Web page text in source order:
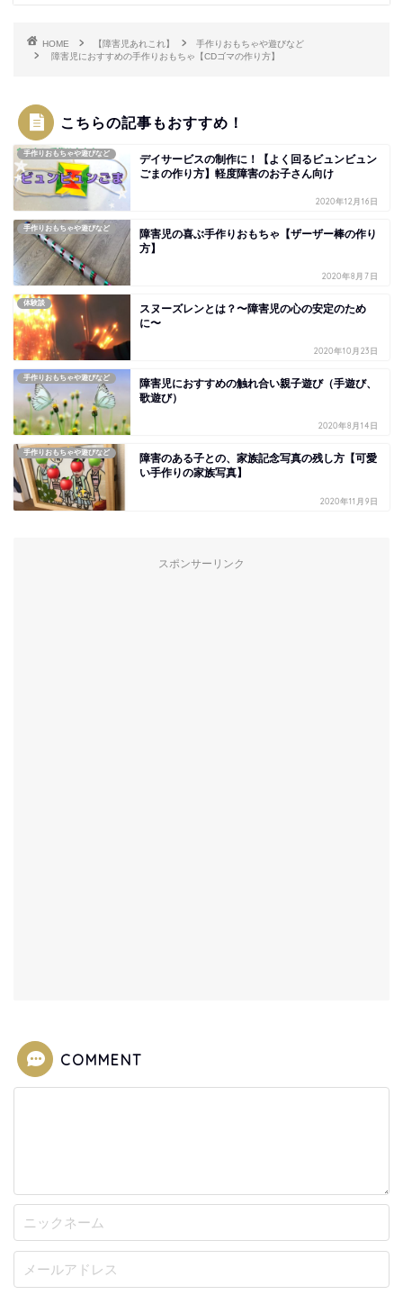
HOME 【障害児あれこれ】
手作りおもちゃや遊びなど
障害児におすすめの手作りおもちゃ【CDゴマの作り方】
こちらの記事もおすすめ！
手作りおもちゃや遊びなど
デイサービスの制作に！【よく回るビュンビュン
ごまの作り方】軽度障害のお子さん向け
2020年12月16日
手作りおもちゃや遊びなど
障害児の喜ぶ手作りおもちゃ【ザーザー棒の作り
方】
2020年8月7日
体験談
スヌーズレンとは？〜障害児の心の安定のため
に〜
2020年10月23日
手作りおもちゃや遊びなど
障害児におすすめの触れ合い親子遊び（手遊び、
歌遊び）
2020年8月14日
手作りおもちゃや遊びなど
障害のある子との、家族記念写真の残し方【可愛
い手作りの家族写真】
2020年11月9日
スポンサーリンク
COMMENT